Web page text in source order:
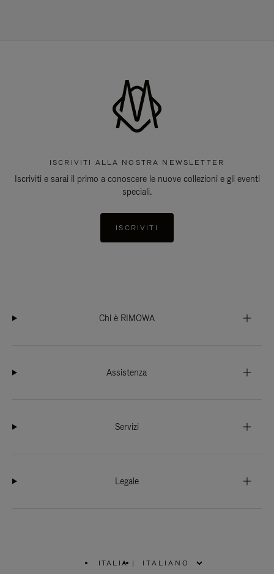
ISCRIVITI ALLA NOSTRA NEWSLETTER
Iscriviti e sarai il primo a conoscere le nuove collezioni e gli eventi
speciali.
ISCRIVITI
Chi è RIMOWA
Assistenza
Servizi
Legale
ITALIA |